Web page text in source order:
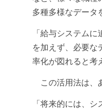
多種多様なデータ
「給与システム
を加えず、必要な
率化が図れると考
この活用法は、
「将来的には、